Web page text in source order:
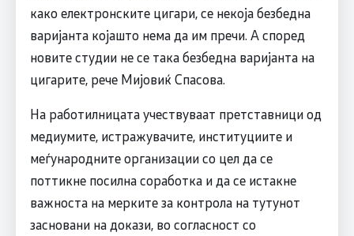
како електронските цигари, се некоја безбедна
варијанта којашто нема да им пречи. А според
новите студии не се така безбедна варијанта на
цигарите, рече Мијовиќ Спасова.
На работилницата учествуваат претставници од
медиумите, истражувачите, институциите и
меѓународните организации со цел да се
поттикне посилна соработка и да се истакне
важноста на мерките за контрола на тутунот
засновани на докази, во согласност со